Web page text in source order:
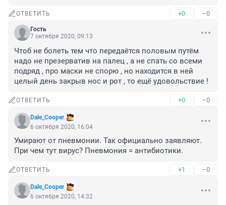
ОТВЕТИТЬ +0 –0
Гость
7 октября 2020, 09:13
Чтоб не болеть тем что передаётся половым путём
надо не презерватив на палец , а не спать со всеми
подряд , про маски не спорю , но находится в ней
целый день закрыв нос и рот , то ещё удовольствие !
ОТВЕТИТЬ +0 –0
Dale_Cooper
6 октября 2020, 16:04
Умирают от пневмонии. Так официально заявляют.
При чем тут вирус? Пневмония = антибиотики.
ОТВЕТИТЬ +1 –0
Dale_Cooper
6 октября 2020, 14:32